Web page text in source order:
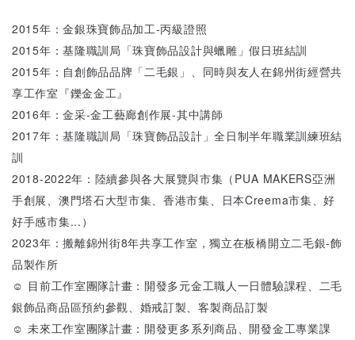
2015年：金銀珠寶飾品加工-丙級證照
2015年：基隆職訓局「珠寶飾品設計與蠟雕」假日班結訓
2015年：自創飾品品牌「二毛銀」、同時與友人在錦州街經營共
享工作室『鑠金金工』
2016年：金采-金工藝廊創作展-其中講師
2017年：基隆職訓局「珠寶飾品設計」全日制半年職業訓練班結
訓
2018-2022年：陸續參與各大展覽與市集（PUA MAKERS亞洲
手創展、澳門塔石大型市集、香港市集、日本Creema市集、好
好手感市集...）
2023年：搬離錦州街8年共享工作室，獨立在板橋開立二毛銀-飾
品製作所
☺ 目前工作室團隊計畫：開發多元金工職人一日體驗課程、二毛
銀飾品商品區預約參觀、婚戒訂製、客製商品訂製
☺ 未來工作室團隊計畫：開發更多系列商品、開發金工專業課